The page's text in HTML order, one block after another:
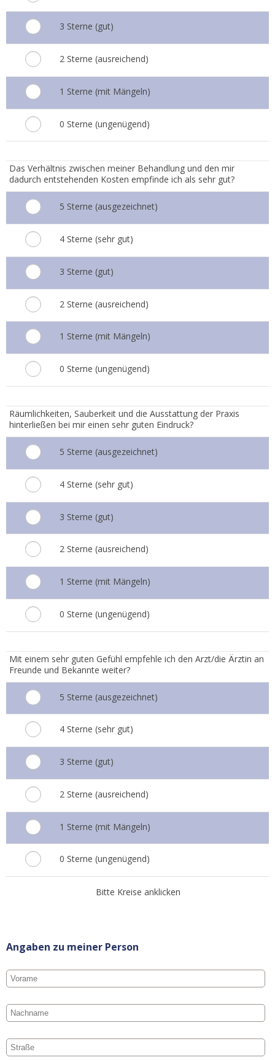
3 Sterne (gut)
2 Sterne (ausreichend)
1 Sterne (mit Mängeln)
0 Sterne (ungenügend)
Das Verhältnis zwischen meiner Behandlung und den mir
dadurch entstehenden Kosten empfinde ich als sehr gut?
5 Sterne (ausgezeichnet)
4 Sterne (sehr gut)
3 Sterne (gut)
2 Sterne (ausreichend)
1 Sterne (mit Mängeln)
0 Sterne (ungenügend)
Räumlichkeiten, Sauberkeit und die Ausstattung der Praxis
hinterließen bei mir einen sehr guten Eindruck?
5 Sterne (ausgezeichnet)
4 Sterne (sehr gut)
3 Sterne (gut)
2 Sterne (ausreichend)
1 Sterne (mit Mängeln)
0 Sterne (ungenügend)
Mit einem sehr guten Gefühl empfehle ich den Arzt/die Ärztin an
Freunde und Bekannte weiter?
5 Sterne (ausgezeichnet)
4 Sterne (sehr gut)
3 Sterne (gut)
2 Sterne (ausreichend)
1 Sterne (mit Mängeln)
0 Sterne (ungenügend)
Bitte Kreise anklicken
Angaben zu meiner Person